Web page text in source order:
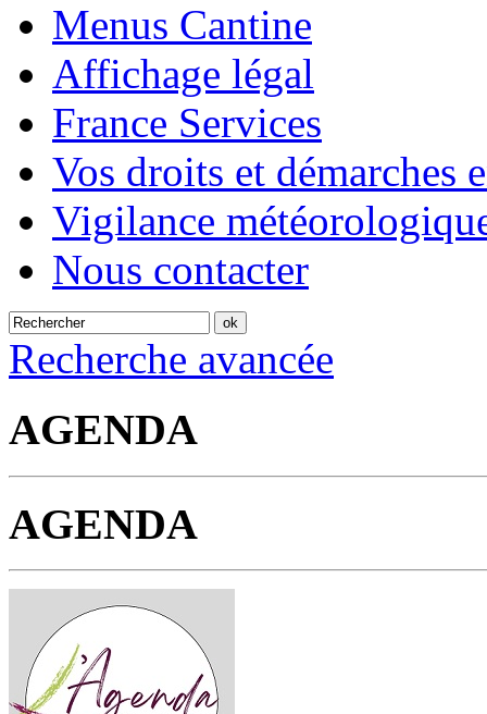
Menus Cantine
Affichage légal
France Services
Vos droits et démarches
Vigilance
Nous contacter
Recherche avancée
AGENDA
AGENDA